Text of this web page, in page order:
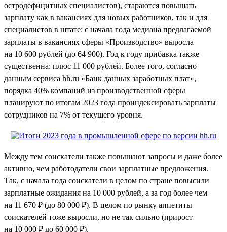
остродефицитных специалистов), стараются повышать
зарплату как в вакансиях для новых работников, так и для
специалистов в штате: с начала года медиана предлагаемой
зарплаты в вакансиях сферы «Производство» выросла
на 10 600 рублей (до 64 900). Год к году прибавка также
существенна: плюс 11 000 рублей. Более того, согласно
данным сервиса hh.ru «Банк данных заработных плат»,
порядка 40% компаний из производственной сферы
планируют по итогам 2023 года проиндексировать зарплаты
сотрудников на 7% от текущего уровня.
Между тем соискатели также повышают запросы и даже более
активно, чем работодатели свои зарплатные предложения.
Так, с начала года соискатели в целом по стране повысили
зарплатные ожидания на 10 000 рублей, а за год более чем
на 11 670 ₽ (до 80 000 ₽). В целом по рынку аппетиты
соискателей тоже выросли, но не так сильно (прирост
на 10 000 ₽ до 60 000 ₽).